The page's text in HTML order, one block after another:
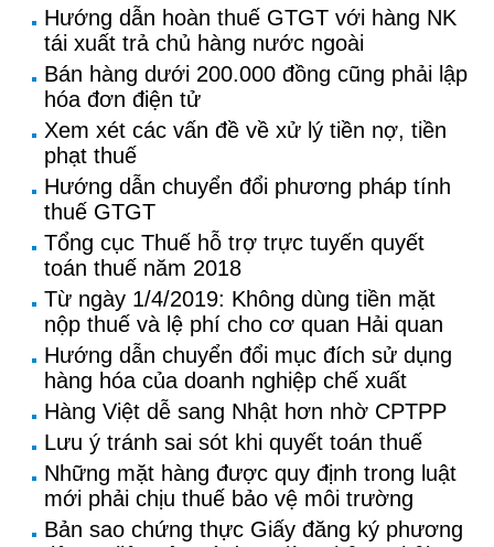
Hướng dẫn hoàn thuế GTGT với hàng NK
tái xuất trả chủ hàng nước ngoài
Bán hàng dưới 200.000 đồng cũng phải lập
hóa đơn điện tử
Xem xét các vấn đề về xử lý tiền nợ, tiền
phạt thuế
Hướng dẫn chuyển đổi phương pháp tính
thuế GTGT
Tổng cục Thuế hỗ trợ trực tuyến quyết
toán thuế năm 2018
Từ ngày 1/4/2019: Không dùng tiền mặt
nộp thuế và lệ phí cho cơ quan Hải quan
Hướng dẫn chuyển đổi mục đích sử dụng
hàng hóa của doanh nghiệp chế xuất
Hàng Việt dễ sang Nhật hơn nhờ CPTPP
Lưu ý tránh sai sót khi quyết toán thuế
Những mặt hàng được quy định trong luật
mới phải chịu thuế bảo vệ môi trường
Bản sao chứng thực Giấy đăng ký phương